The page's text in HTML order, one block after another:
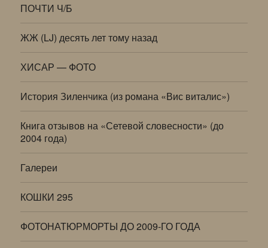
ПОЧТИ Ч/Б
ЖЖ (LJ) десять лет тому назад
ХИСАР — ФОТО
История Зиленчика (из романа «Вис виталис»)
Книга отзывов на «Сетевой словесности» (до
2004 года)
Галереи
КОШКИ 295
ФОТОНАТЮРМОРТЫ ДО 2009-ГО ГОДА